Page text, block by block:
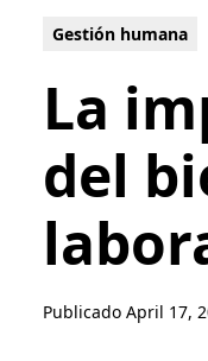
Gestión humana
La
del
Publicado April 17,